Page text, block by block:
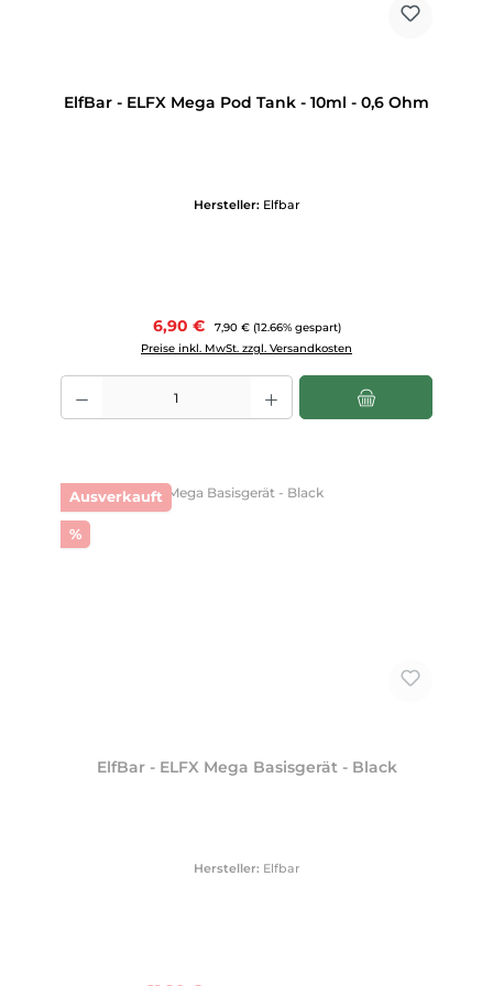
ElfBar - ELFX Mega Pod Tank - 10ml - 0,6 Ohm
Hersteller: Elfbar
Verkaufspreis:
6,90 € Regulärer Preis:
7,90 € (12.66% gespart)
Preise inkl. MwSt. zzgl. Versandkosten
Produkt Anzahl: Gib den gewünschten Wert ein oder benutze die
Ausverkauft
%Rabatt
ElfBar - ELFX Mega Basisgerät - Black
Hersteller: Elfbar